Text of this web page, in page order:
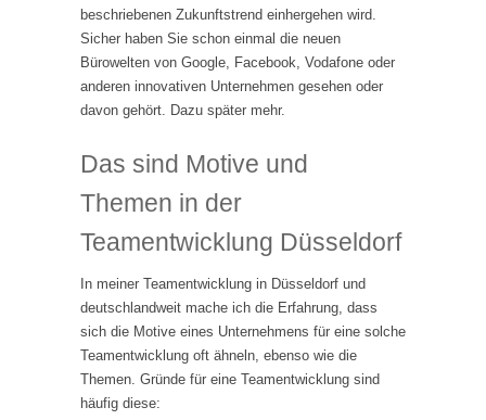
beschriebenen Zukunftstrend einhergehen wird.
Sicher haben Sie schon einmal die neuen
Bürowelten von Google, Facebook, Vodafone oder
anderen innovativen Unternehmen gesehen oder
davon gehört. Dazu später mehr.
Das sind Motive und
Themen in der
Teamentwicklung Düsseldorf
In meiner Teamentwicklung in Düsseldorf und
deutschlandweit mache ich die Erfahrung, dass
sich die Motive eines Unternehmens für eine solche
Teamentwicklung oft ähneln, ebenso wie die
Themen. Gründe für eine Teamentwicklung sind
häufig diese: